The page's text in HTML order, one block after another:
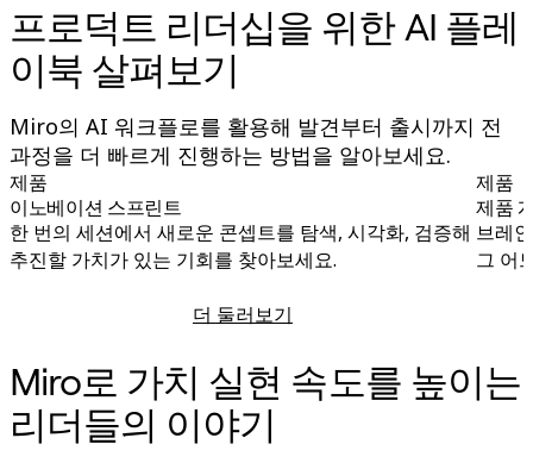
도움말 센터
이벤트
커뮤니티
블로그
파트너 및 서비스
Miro 전문가 서비스
솔루션 파트너
프로덕트 리더십을 위한 AI 플레
이북 살펴보기
Miro의 AI 워크플로를 활용해 발견부터 출시까지 전
과정을 더 빠르게 진행하는 방법을 알아보세요.
제품
이노베이션 스프린트
한 번의 세션에서 새로운 콘셉트를 탐색, 시각화, 검증해
추진할 가치가 있는 기회를 찾아보세요.
더 둘러보기이노베이션 스프린트
제품
제품
브레
그 어
Miro로 가치 실현 속도를 높이는
리더들의 이야기